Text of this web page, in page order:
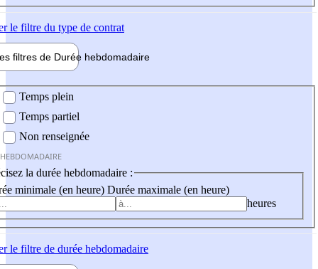
le filtre du type de contrat
filtres de Durée hebdomadaire
Temps plein
Temps partiel
Non renseignée
la durée hebdomadaire :
minimale (en heure) Durée maximale (en heure)
heures
le filtre de durée hebdomadaire